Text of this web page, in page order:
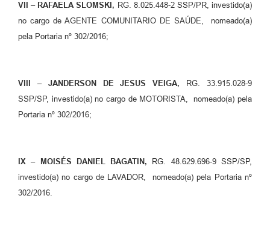
VII – RAFAELA SLOMSKI, RG. 8.025.448-2 SSP/PR, investido(a)
no cargo de AGENTE COMUNITARIO DE SAÚDE, nomeado(a)
pela Portaria nº 302/2016;
VIII – JANDERSON DE JESUS VEIGA,
RG. 33.915.028-9
SSP/SP, investido(a) no cargo de MOTORISTA, nomeado(a) pela
Portaria nº 302/2016;
IX – MOISÉS DANIEL BAGATIN,
RG. 48.629.696-9 SSP/SP,
investido(a) no cargo de LAVADOR, nomeado(a) pela Portaria nº
302/2016.